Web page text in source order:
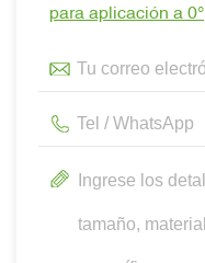
para aplicación a 0°